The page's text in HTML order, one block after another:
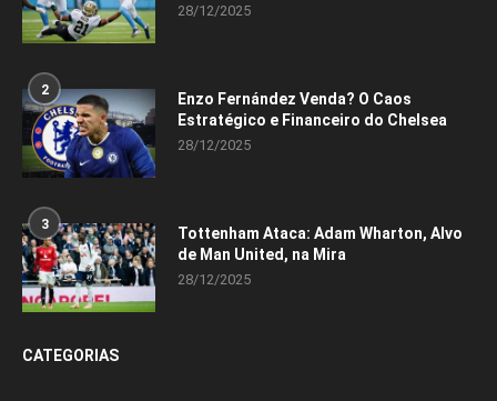
28/12/2025
2
Enzo Fernández Venda? O Caos
Estratégico e Financeiro do Chelsea
28/12/2025
3
Tottenham Ataca: Adam Wharton, Alvo
de Man United, na Mira
28/12/2025
CATEGORIAS